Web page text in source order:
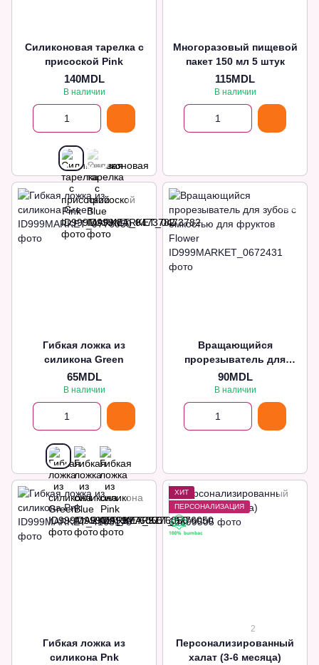
Силиконовая тарелка с
присоской Pink
140MDL
В наличии
Многоразовый пищевой
пакет 150 мл 5 штук
115MDL
В наличии
Гибкая ложка из
силикона Green
65MDL
В наличии
Вращающийся
прорезыватель для
зубов с емкостью для
фруктов Flower
90MDL
В наличии
Гибкая ложка из
силикона Pnk
ХИТ
ПЕРСОНАЛИЗАЦИЯ
2
Персонализированный
халат (3-6 месяца)